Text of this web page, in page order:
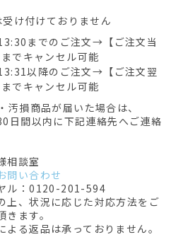
け付けておりません
までのご注文→【ご注文当
でキャンセル可能
以降のご注文→【ご注文翌
でキャンセル可能
汚損商品が届いた場合は、
日間以内に下記連絡先へご連絡
相談室
問い合わせ
ル：0120-201-594
上、状況に応じた対応方法をご
ます。
よる返品は承っておりません。